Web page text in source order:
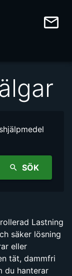
SÖK
Lastning
säker lösning
eller
tät, dammfri
du hanterar